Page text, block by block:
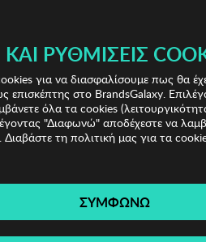
(0)
ΡΥΘΜΊΣΕΙΣ
για να διασφαλίσουμε πως θα
επισκέπτης στο BrandsGalaxy.
όλα τα cookies
"Διαφωνώ" αποδέχεστε να
Διαβάστε τη πολιτική μας για τα
ΣΥΜΦΩΝΩ